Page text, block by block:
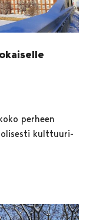
perheen
kulttuuri-